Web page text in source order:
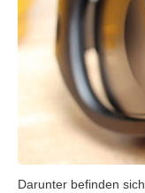
Darunter befinden sich